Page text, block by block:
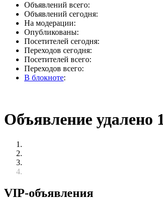
Объявлений всего:
Объявлений сегодня:
На модерации:
Опубликованы:
Посетителей сегодня:
Переходов сегодня:
Посетителей всего:
Переходов всего:
В блокноте:
Объявление удалено
VIP-объявления